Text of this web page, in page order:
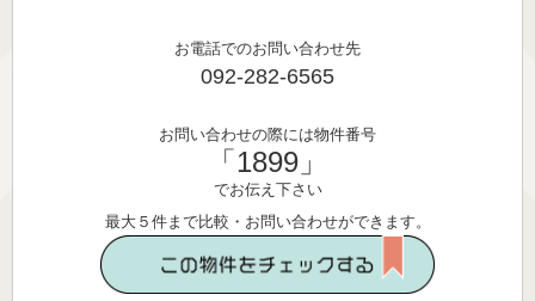
お電話でのお問い合わせ先
092-282-6565
お問い合わせの際には物件番号
「1899」
でお伝え下さい
最大５件まで比較・お問い合わせができます。